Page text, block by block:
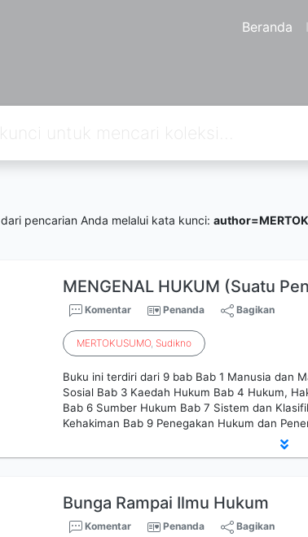
Beranda
dari pencarian Anda melalui kata kunci:
MENGENAL HUKUM (Suatu
Komentar Penanda Bagikan
MERTOKUSUMO, Sudikno
Buku ini terdiri dari 9 bab Bab 1 Manusia dan
Sosial Bab 3 Kaedah Hukum Bab 4 Hukum,
Bab 6 Sumber Hukum Bab 7 Sistem dan
Kehakiman Bab 9 Penegakan Hukum dan
Bunga Rampai Ilmu Hukum
Komentar Penanda Bagikan